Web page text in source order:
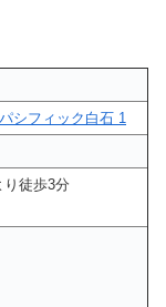
シフィック白石 1
徒歩3分